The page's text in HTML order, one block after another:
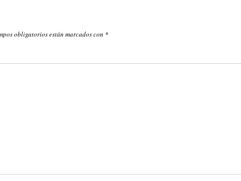
obligatorios están marcados con *